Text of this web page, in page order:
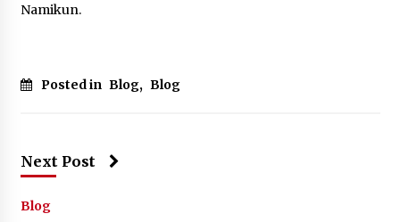
Namikun.
Posted in Blog, Blog
Next Post
Blog